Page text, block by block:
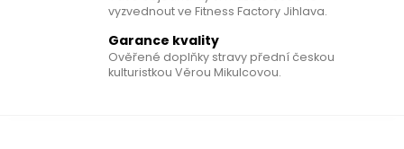
vyzvednout ve Fitness Factory Jihlava.
Garance kvality
Ověřené doplňky stravy přední českou
kulturistkou Věrou Mikulcovou.